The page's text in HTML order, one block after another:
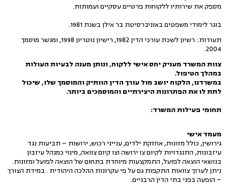
מספק את שירותיו ללקוחות פרטיים עסקיים ועמותות.
בוגר לימודי משפטים באוניברסיטת בר אילן בשנת 1981.
תעודות: רשיון לשכת עורכי הדין 1982, רישיון נוטריון 1998, ומגשר מוסמך
2004.
צוות המשרד מעניק יחס אישי ללקוח, ונותן מענה לבעיות העולות
במהלך הטיפול.
במשרדנו, הלקוח יושב מול עורך הדין הוותיק והמוסמך שלו, שיכול
לתת לו את הפתרונות היצירתיים והמוסמכים ביותר.
תחומי פעילות המשרד:
מעמד אישי
גירושין, כולל מזונות, אחזקת ילדים, ענייני רכוש, ירושות – תביעות נגד
עיזבונות, התנגדויות לקיום צו ירושה וצו קיום צוואה, מינוי כמנהל עיזבון
בנושאי הוצאה לפועל, התמקצעות מיוחדת בתחום של הוצאה לפועל ומזונות.
ניתן לערוך צוואות התקפות גם על פי עקרונות ההלכה היהודית . במידת הצורך
– הופעה בפני בתי הדין הרבניים.